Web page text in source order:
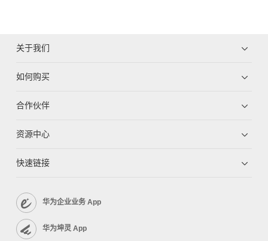
关于我们
如何购买
合作伙伴
资源中心
快速链接
华为企业业务 App
华为坤灵 App